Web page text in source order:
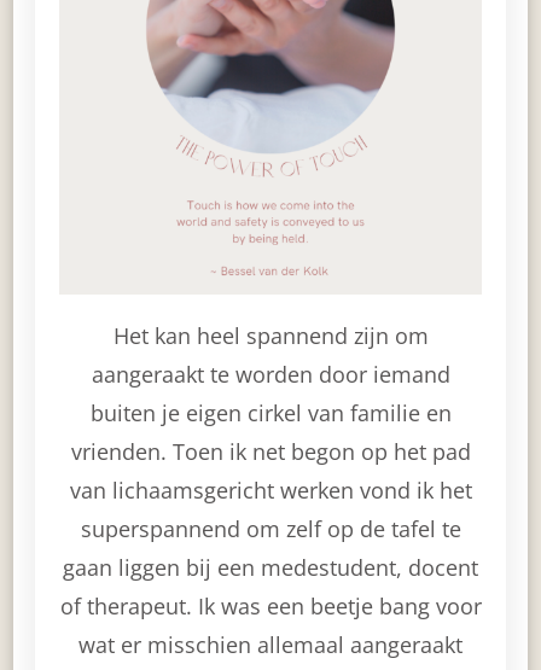
Het kan heel spannend zijn om
aangeraakt te worden door iemand
buiten je eigen cirkel van familie en
vrienden. Toen ik net begon op het pad
van lichaamsgericht werken vond ik het
superspannend om zelf op de tafel te
gaan liggen bij een medestudent, docent
of therapeut. Ik was een beetje bang voor
wat er misschien allemaal aangeraakt